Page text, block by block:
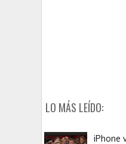
LO MÁS LEÍDO:
iPhone